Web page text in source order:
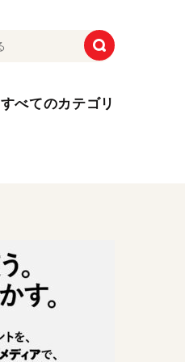
すべてのカテゴリ